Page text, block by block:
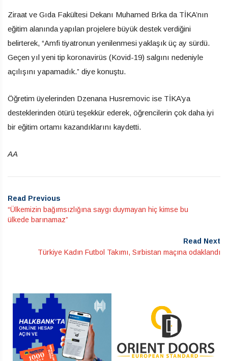
Ziraat ve Gıda Fakültesi Dekanı Muhamed Brka da TİKA’nın
eğitim alanında yapılan projelere büyük destek verdiğini
belirterek, “Amfi tiyatronun yenilenmesi yaklaşık üç ay sürdü.
Geçen yıl yeni tip koronavirüs (Kovid-19) salgını nedeniyle
açılışını yapamadık.” diye konuştu.
Öğretim üyelerinden Dzenana Husremovic ise TİKA’ya
desteklerinden ötürü teşekkür ederek, öğrencilerin çok daha iyi
bir eğitim ortamı kazandıklarını kaydetti.
AA
Read Previous
“Ülkemizin bağımsızlığına saygı duymayan hiç kimse bu
ülkede barınamaz”
Read Next
Türkiye Kadın Futbol Takımı, Sırbistan maçına odaklandı